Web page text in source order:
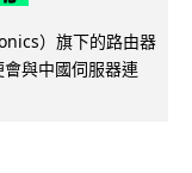
）旗下的路由器
與中國伺服器連